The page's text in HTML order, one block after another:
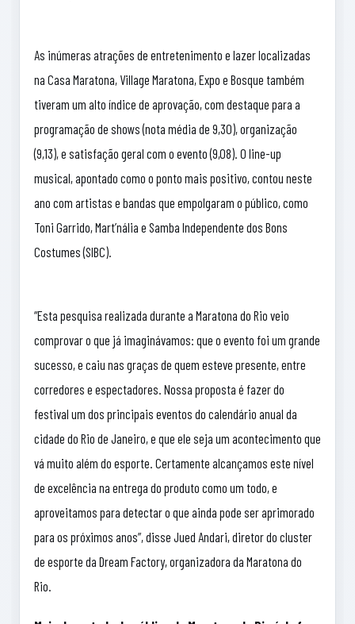
As inúmeras atrações de entretenimento e lazer localizadas
na Casa Maratona, Village Maratona, Expo e Bosque também
tiveram um alto índice de aprovação, com destaque para a
programação de shows (nota média de 9,30), organização
(9,13), e satisfação geral com o evento (9,08). O line-up
musical, apontado como o ponto mais positivo, contou neste
ano com artistas e bandas que empolgaram o público, como
Toni Garrido, Mart’nália e Samba Independente dos Bons
Costumes (SIBC).
“Esta pesquisa realizada durante a Maratona do Rio veio
comprovar o que já imaginávamos: que o evento foi um grande
sucesso, e caiu nas graças de quem esteve presente, entre
corredores e espectadores. Nossa proposta é fazer do
festival um dos principais eventos do calendário anual da
cidade do Rio de Janeiro, e que ele seja um acontecimento que
vá muito além do esporte. Certamente alcançamos este nível
de excelência na entrega do produto como um todo, e
aproveitamos para detectar o que ainda pode ser aprimorado
para os próximos anos”, disse Jued Andari, diretor do cluster
de esporte da Dream Factory, organizadora da Maratona do
Rio.